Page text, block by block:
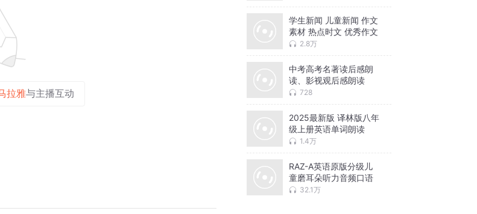
拉雅与主播互动
学生新闻 儿童新闻 作文
素材 热点时文 优秀作文
2.8万
中考高考名著读后感朗
读、影视观后感朗读
728
2025最新版 译林版八年
级上册英语单词朗读
1.4万
RAZ-A英语原版分级儿
童磨耳朵听力音频口语
32.1万